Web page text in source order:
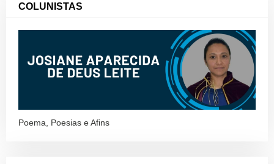
COLUNISTAS
Poema, Poesias e Afins